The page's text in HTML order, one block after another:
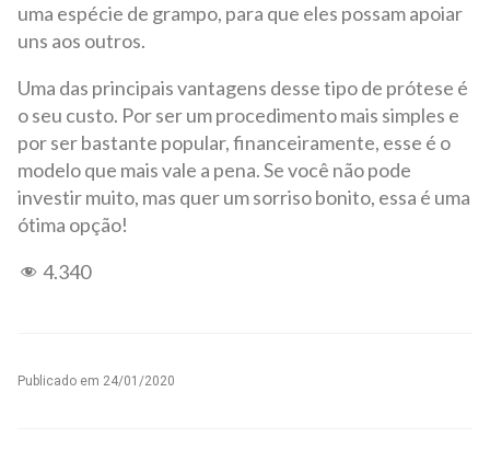
uma espécie de grampo, para que eles possam apoiar
uns aos outros.
Uma das principais vantagens desse tipo de prótese é
o seu custo. Por ser um procedimento mais simples e
por ser bastante popular, financeiramente, esse é o
modelo que mais vale a pena. Se você não pode
investir muito, mas quer um sorriso bonito, essa é uma
ótima opção!
4.340
Publicado em 24/01/2020